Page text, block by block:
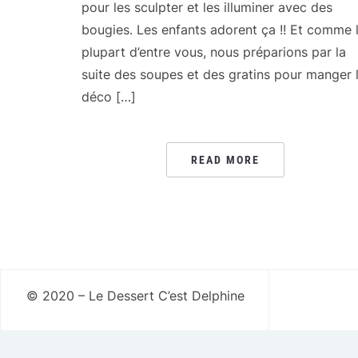
pour les sculpter et les illuminer avec des
bougies. Les enfants adorent ça !! Et comme
plupart d’entre vous, nous préparions par la
suite des soupes et des gratins pour manger
déco […]
READ MORE
© 2020 – Le Dessert C’est Delphine